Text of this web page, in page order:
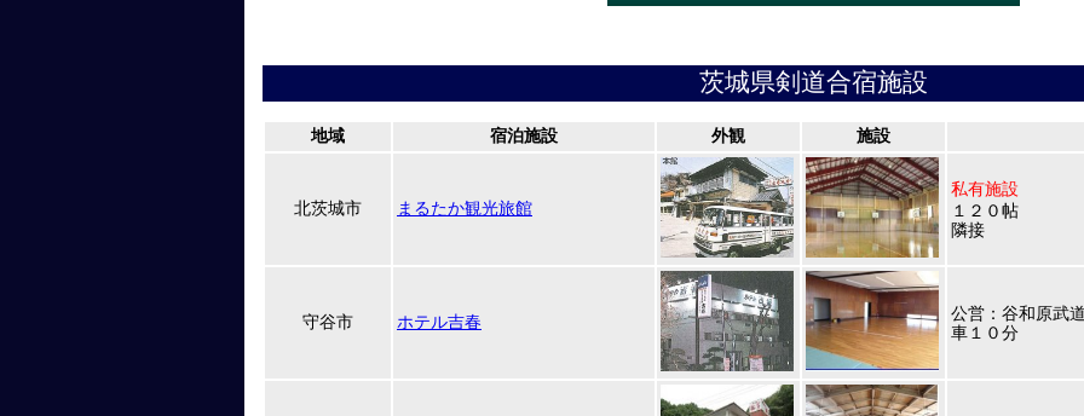
茨城県剣道合宿施設
地域 宿泊施設 外観 施設
北茨城市 まるたか観光旅館
私有施設
１２０帖
隣接
守谷市 ホテル吉春
公営：谷和原武
車１０分